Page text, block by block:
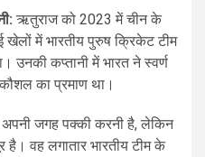
ऋतुराज को 2023 में चीन के
खेलों में भारतीय पुरुष क्रिकेट टीम
उनकी कप्तानी में भारत ने स्वर्ण
का प्रमाण था।
अपनी जगह पक्की करनी है, लेकिन
है। वह लगातार भारतीय टीम के